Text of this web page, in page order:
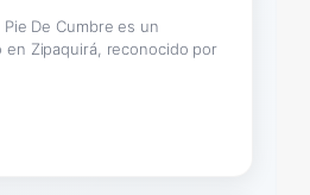
De Cumbre es un
en Zipaquirá, reconocido por